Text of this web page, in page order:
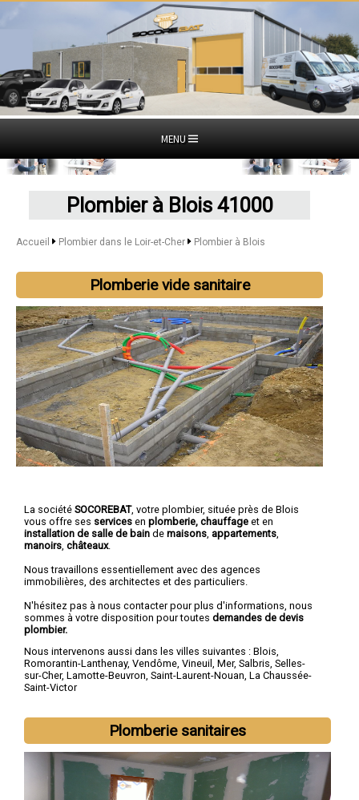
MENU
Plombier à Blois 41000
Accueil Plombier dans le Loir-et-Cher Plombier à Blois
Plomberie vide sanitaire
La société SOCOREBAT, votre plombier, située près de Blois
vous offre ses services en plomberie, chauffage et en
installation de salle de bain de maisons appartements
manoirs châteaux.
Nous travaillons essentiellement avec des agences
immobilières, des architectes et des particuliers.
N'hésitez pas à nous contacter pour plus d'informations, nous
sommes à votre disposition pour toutes demandes de devis
plombier.
Nous intervenons aussi dans les villes suivantes : Blois,
Romorantin-Lanthenay, Vendôme, Vineuil , Mer, Salbris, Selles-
sur-Cher, Lamotte-Beuvron, Saint-Laurent-Nouan, La Chaussée-
Saint-Victor
Plomberie sanitaires